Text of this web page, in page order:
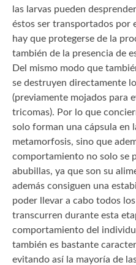
las larvas pueden
éstos ser transportados por
hay que protegerse de la
también de la presencia de
Del mismo modo que
se destruyen directamente
(previamente mojados para
tricomas). Por lo que
solo forman una cápsula en
metamorfosis, sino que
comportamiento no solo se
abubillas, ya que son su
además consiguen una
poder llevar a cabo todos
transcurren durante esta
comportamiento del
también es bastante
evitando así la mayoría de